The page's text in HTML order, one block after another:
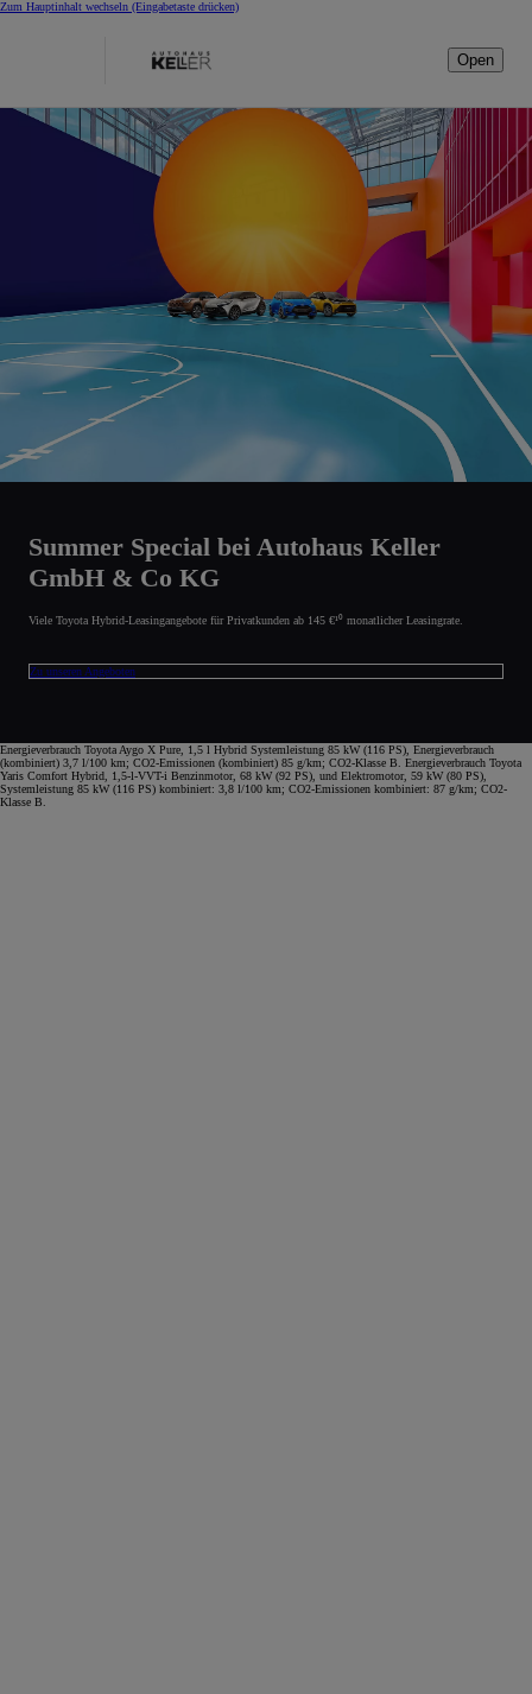
Zum Hauptinhalt wechseln (Eingabetaste drücken)
Open
Summer Special bei Autohaus Keller
GmbH & Co KG
Viele Toyota Hybrid-Leasingangebote für Privatkunden ab 145 €¹⁰ monatlicher Leasingrate.
Zu unseren Angeboten
Energieverbrauch Toyota Aygo X Pure, 1,5 l Hybrid Systemleistung 85 kW (116 PS), Energieverbrauch
(kombiniert) 3,7 l/100 km; CO2-Emissionen (kombiniert) 85 g/km; CO2-Klasse B. Energieverbrauch Toyota
Yaris Comfort Hybrid, 1,5-l-VVT-i Benzinmotor, 68 kW (92 PS), und Elektromotor, 59 kW (80 PS),
Systemleistung 85 kW (116 PS) kombiniert: 3,8 l/100 km; CO2-Emissionen kombiniert: 87 g/km; CO2-
Klasse B.